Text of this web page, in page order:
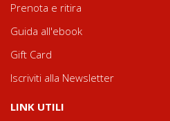
Prenota e ritira
Guida all'ebook
Gift Card
Iscriviti alla Newsletter
LINK UTILI